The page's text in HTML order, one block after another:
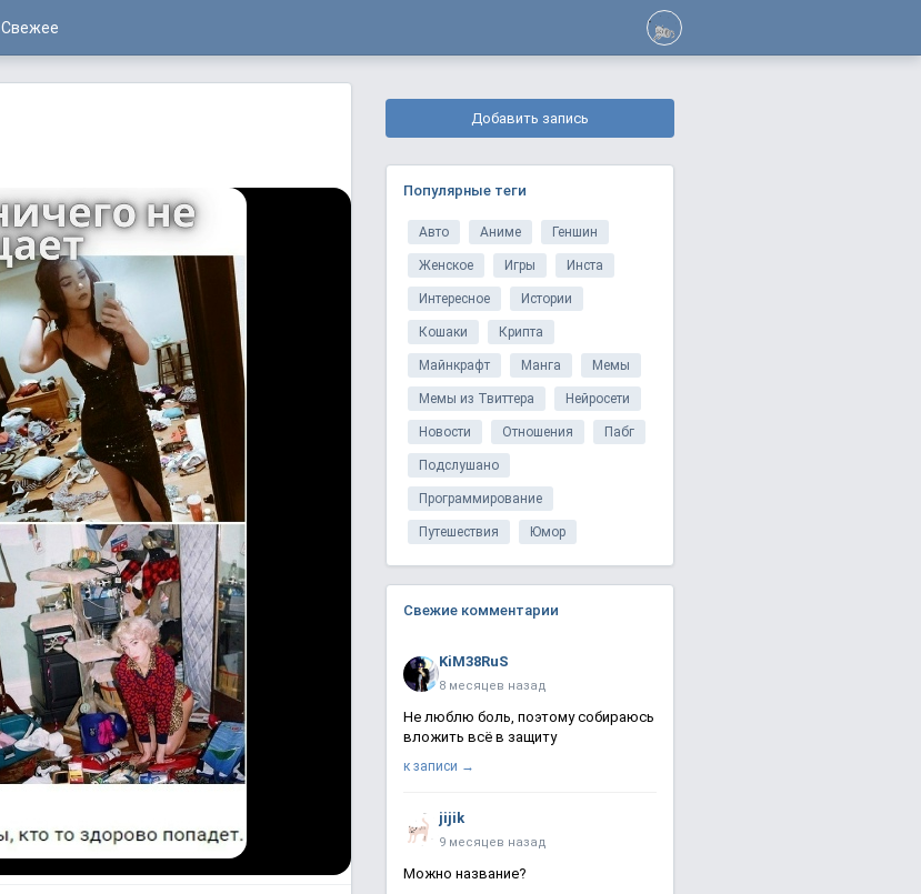
Свежее
Добавить запись
Популярные теги
Авто Аниме Геншин
Женское Игры Инста
Интересное Истории
Кошаки Крипта
Майнкрафт Манга Мемы
Мемы из Твиттера Нейросети
Новости Отношения Пабг
Подслушано
Программирование
Путешествия Юмор
Свежие комментарии
KiM38RuS
8 месяцев назад
Не люблю боль, поэтому собираюсь
вложить всё в защиту
к записи →
jijik
9 месяцев назад
Можно название?